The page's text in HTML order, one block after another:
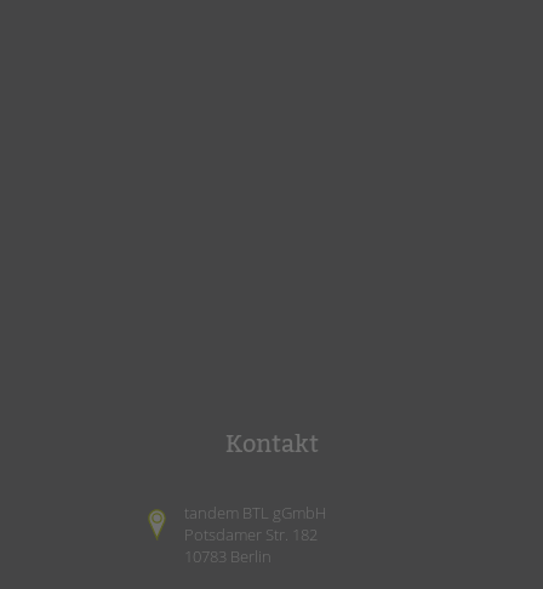
Kontakt
tandem BTL gGmbH
Potsdamer Str. 182
10783 Berlin